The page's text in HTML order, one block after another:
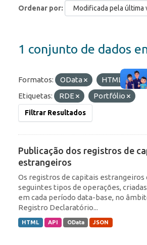
Ordenar por
1 conjunto de dados
Formatos: OData HTML
Etiquetas:
RDE Portfólio
Filtrar Resultados
Publicação dos registros de
estrangeiros
Os registros de capitais
seguintes tipos de operações,
em cada período data-base, no
Registro Declaratório...
HTML API OData JSON